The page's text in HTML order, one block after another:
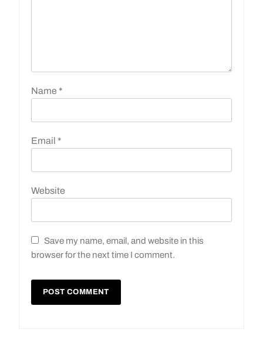
Name *
Email *
Website
Save my name, email, and website in this
browser for the next time I comment.